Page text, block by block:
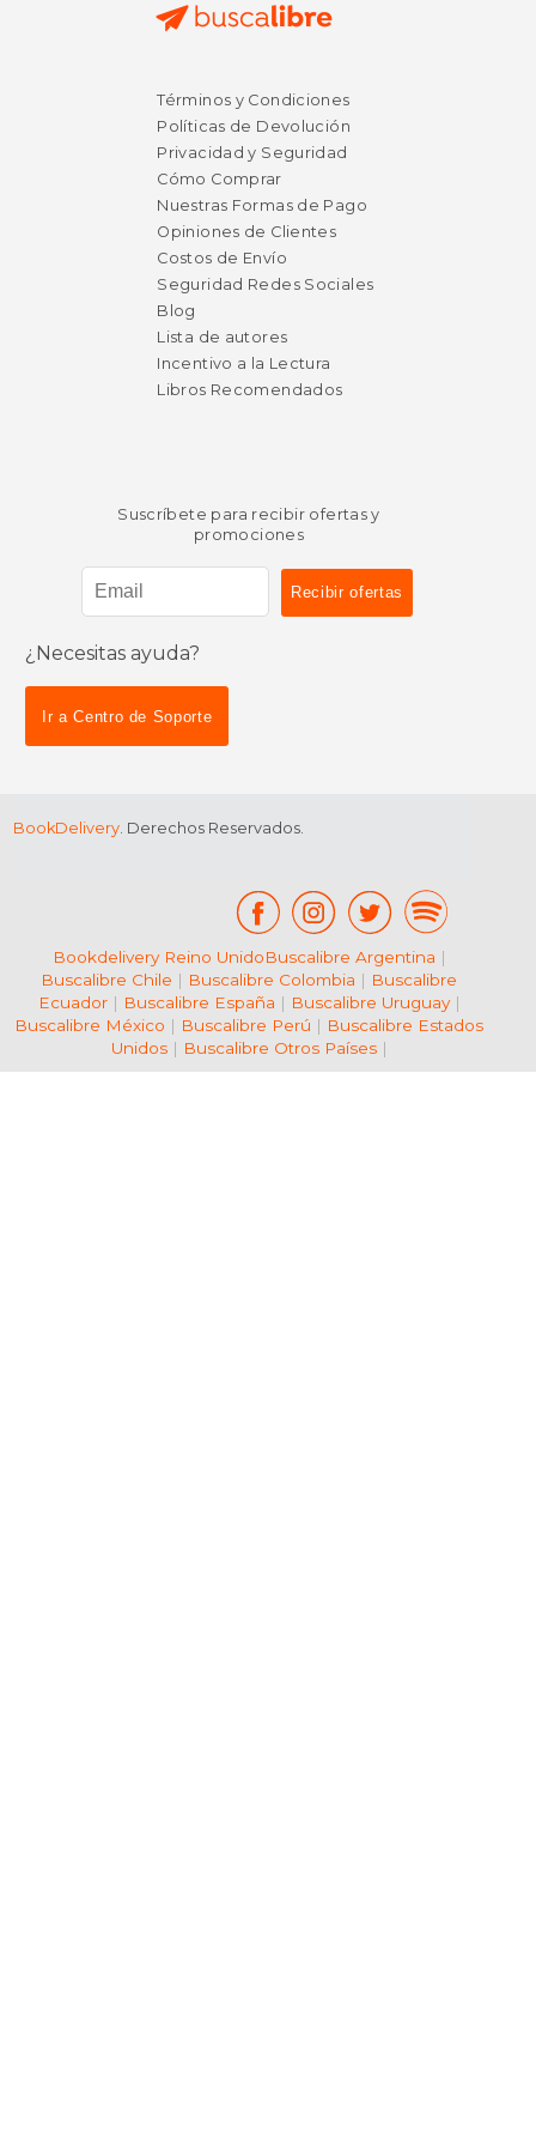
$ 22.94 dcto.
dcto. $ 91.25
Términos y Condiciones
Políticas de Devolución
Privacidad y Seguridad
Cómo Comprar
Nuestras Formas de Pago
Opiniones de Clientes
Costos de Envío
Seguridad Redes Sociales
Blog
Lista de autores
Incentivo a la Lectura
Libros Recomendados
Suscríbete para recibir ofertas y
promociones
¿Necesitas ayuda?
Ir a Centro de Soporte
BookDelivery. Derechos Reservados.
Bookdelivery Reino UnidoBuscalibre Argentina |
Buscalibre Chile | Buscalibre Colombia | Buscalibre
Ecuador| Buscalibre España | Buscalibre Uruguay|
Buscalibre México | Buscalibre Perú | Buscalibre Estados
Unidos| Buscalibre Otros Países|